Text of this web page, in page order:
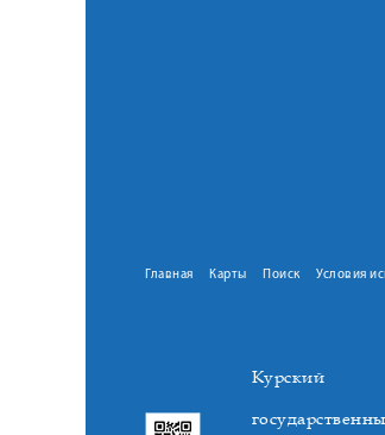
Главная Карты Поиск Условия
Курский